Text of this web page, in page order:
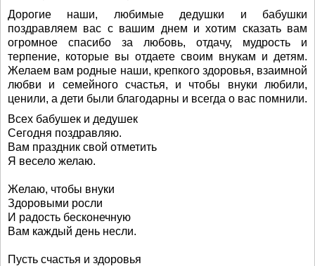
Дорогие наши, любимые дедушки и бабушки
поздравляем вас с вашим днем и хотим сказать вам
огромное спасибо за любовь, отдачу, мудрость и
терпение, которые вы отдаете своим внукам и детям.
Желаем вам родные наши, крепкого здоровья, взаимной
любви и семейного счастья, и чтобы внуки любили,
ценили, а дети были благодарны и всегда о вас помнили.
Всех бабушек и дедушек
Сегодня поздравляю.
Вам праздник свой отметить
Я весело желаю.
Желаю, чтобы внуки
Здоровыми росли
И радость бесконечную
Вам каждый день несли.
Пусть счастья и здоровья